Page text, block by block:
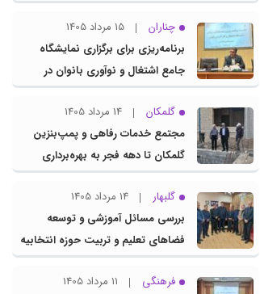
چناران
15 مرداد 1405
برنامه‌ریزی برای برگزاری نمایشگاه
جامع اشتغال و نوآوری بانوان در
چناران
گلمکان
14 مرداد 1405
مجتمع خدمات رفاهی و پمپ‌بنزین
گلمکان تا دهه فجر به بهره‌برداری
می‌رسد
گلبهار
14 مرداد 1405
بررسی مسائل آموزشی و توسعه
فضاهای تعلیم و تربیت حوزه انتخابیه
در نشست مشترک عضو کمیسیون
آموزش مجلس با مدیرکل آموزش و
فرهنگی
11 مرداد 1405